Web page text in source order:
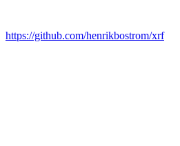
https://github.com/henrikbostrom/xrf